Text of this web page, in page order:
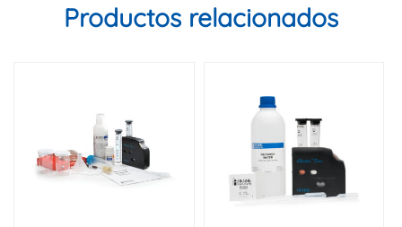
Productos relacionados